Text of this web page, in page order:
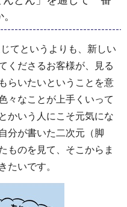
てというよりも、新しい
くださるお客様が、見る
らいたいということを意
々なことが上手くいって
かいう人にこそ元気にな
分が書いた二次元（脚
ものを見て、そこからま
たいです。